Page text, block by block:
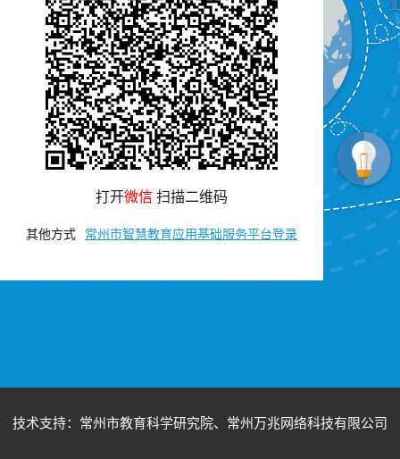
打开微信 扫描二维码
其他方式 常州市智慧教育应用基础服务平台登录
技术支持：常州市教育科学研究院、常州万兆网络科技有限公司